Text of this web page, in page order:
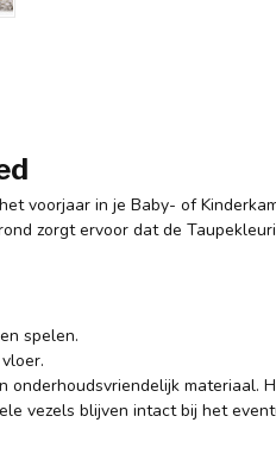
voorjaar in je Baby- of
zorgt ervoor dat de
spelen.
onderhoudsvriendelijk materiaal.
vezels blijven intact bij het